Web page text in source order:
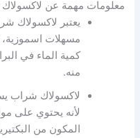
معلومات مهمة عن
يعتبر لاكسولاك
مسهلات
كمية الماء في
منه.
لاكسولاك شراب
لأنه يحتوي على
المكون من